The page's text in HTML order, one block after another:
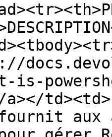
is-
a></
fournit